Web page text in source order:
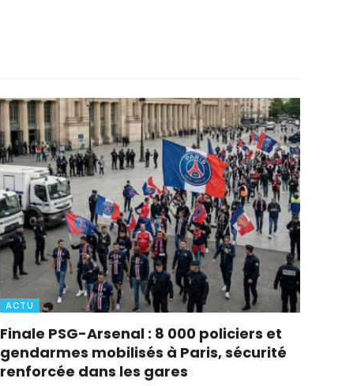
ACTU
Finale PSG-Arsenal : 8 000 policiers et
gendarmes mobilisés à Paris, sécurité
renforcée dans les gares